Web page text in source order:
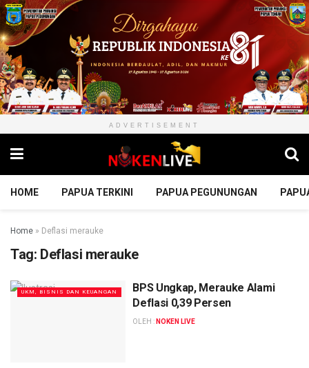
ADVERTISEMENT
HOME PAPUA TERKINI PAPUA PEGUNUNGAN
Home » Deflasi merauke
Tag: Deflasi merauke
UKM, BISNIS DAN KEUANGAN
BPS Ungkap, Merauke Alami
Deflasi 0,39 Persen
OLEH : NOKEN LIVE